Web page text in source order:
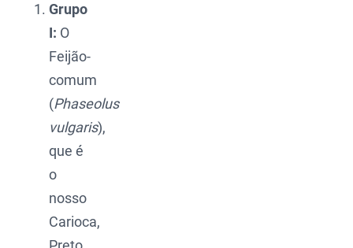
Grupo
I: O
Feijão-
comum
(Phaseolus
vulgaris),
que é
o
nosso
Carioca,